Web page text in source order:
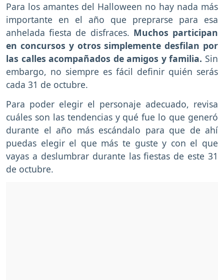
Para los amantes del Halloween no hay nada más
importante en el año que preprarse para esa
anhelada fiesta de disfraces. Muchos participan
en concursos y otros simplemente desfilan por
las calles acompañados de amigos y familia. Sin
embargo, no siempre es fácil definir quién serás
cada 31 de octubre.
Para poder elegir el personaje adecuado, revisa
cuáles son las tendencias y qué fue lo que generó
durante el año más escándalo para que de ahí
puedas elegir el que más te guste y con el que
vayas a deslumbrar durante las fiestas de este 31
de octubre.